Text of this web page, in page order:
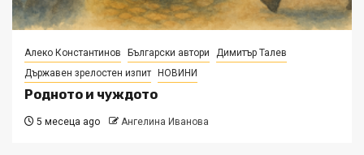
Алеко Константинов Български автори
Димитър Талев
Държавен зрелостен изпит
НОВИНИ
Родното и чуждото
5 месеца ago Ангелина Иванова